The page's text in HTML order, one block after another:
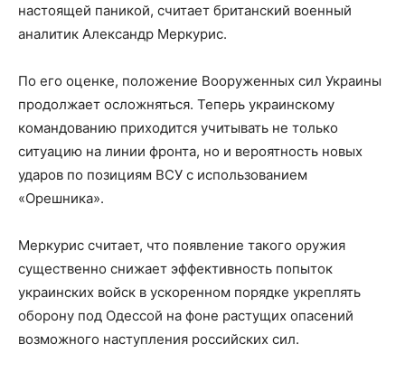
настоящей паникой, считает британский военный
аналитик Александр Меркурис.
По его оценке, положение Вооруженных сил Украины
продолжает осложняться. Теперь украинскому
командованию приходится учитывать не только
ситуацию на линии фронта, но и вероятность новых
ударов по позициям ВСУ с использованием
«Орешника».
Меркурис считает, что появление такого оружия
существенно снижает эффективность попыток
украинских войск в ускоренном порядке укреплять
оборону под Одессой на фоне растущих опасений
возможного наступления российских сил.